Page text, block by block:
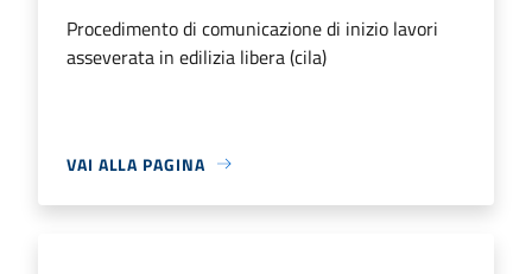
Procedimento di comunicazione di inizio lavori
asseverata in edilizia libera (cila)
VAI ALLA PAGINA